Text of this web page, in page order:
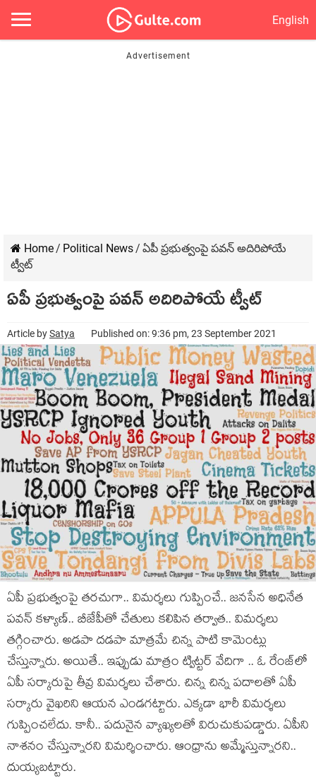
English
Home/ Political News/ ఏపీ ప్ర‌భుత్వంపై ప‌వ‌న్ అదిరిపోయే
ట్వీట్‌
ఏపీ ప్ర‌భుత్వంపై ప‌వ‌న్ అదిరిపోయే ట్వీట్‌
Article bySatya Published on: 9:36 pm, 23 September 2021
ఏపీ ప్ర‌భుత్వంపై త‌ర‌చుగా.. విమ‌ర్శ‌లు గుప్పించే.. జ‌న‌సేన అధినేత
ప‌వ‌న్ క‌ళ్యాణ్‌.. బీజేపీతో చేతులు క‌లిపిన త‌ర్వాత‌.. విమ‌ర్శ‌లు
త‌గ్గించారు. అడ‌పా ద‌డ‌పా మాత్రమే చిన్న పాటి కామెంట్లు
చేస్తున్నారు. అయితే.. ఇప్పుడు మాత్రం ట్విట్ట‌ర్ వేదిగా .. ఓ రేంజ్‌లో
ఏపీ స‌ర్కారుపై తీవ్ర విమ‌ర్శ‌లు చేశారు. చిన్న చిన్న ప‌దాలతో ఏపీ
స‌ర్కారు వైఖ‌రిని ఆయ‌న ఎండ‌గ‌ట్టారు. ఎక్క‌డా భారీ విమ‌ర్శ‌లు
గుప్పించ‌లేదు. కానీ.. ప‌దునైన వ్యాఖ్య‌లతో విరుచుకుప‌డ్డారు. ఏపీని
నాశ‌నం చేస్తున్నార‌ని విమ‌ర్శించారు. ఆంధ్రాను అమ్మేస్తున్నార‌ని..
దుయ్య‌బ‌ట్టారు.